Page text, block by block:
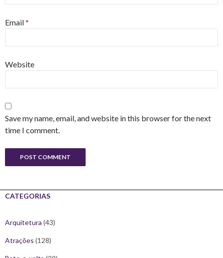
Email*
Website
Save my name, email, and website in this browser for the next
time I comment.
CATEGORIAS
Arquitetura (43)
Atrações (128)